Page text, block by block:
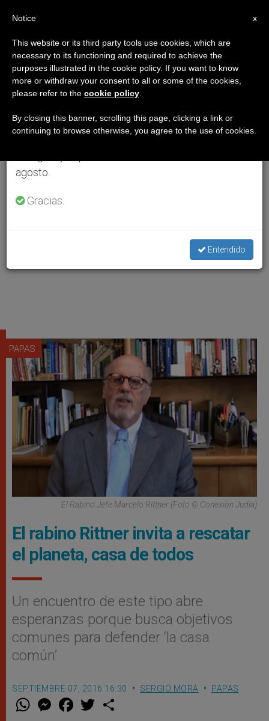
PAPAS
El Rabino Jefe Marcelo Rittner (Foto © Conexión Judía)
El rabino Rittner invita a rescatar
el planeta, casa de todos
Un encuentro de este tipo abre
esperanzas porque busca objetivos
comunes para defender ‘la casa
común’
SEPTIEMBRE 07, 2016 16:30 SERGIO MORA PAPAS
W M
e
F
a w
×
Aviso importante
Del 27 de julio al 7 de agosto haremos la pausa
anual, aprovechando que en el periodo de verano
se generan menos informaciones y también el
agosto.
Gracias.
Entendido
x
Notice
This website or its third party tools use cookies, which are
necessary to its functioning and required to achieve the
purposes illustrated in the cookie policy. If you want to know
more or withdraw your consent to all or some of the cookies,
please refer to the cookie policy
By closing this banner, scrolling this page, clicking a link or
continuing to browse otherwise, you agree to the use of cookies.